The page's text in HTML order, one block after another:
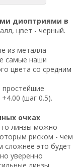
диоптриями в
цвет - черный.
из металла
самые наши
цвета со средним
простейшие
(шаг 0.5).
очках
линзы можно
риском - чем
сложнее это будет
уверенно
линзы